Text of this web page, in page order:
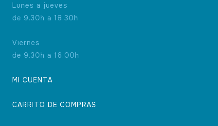
Lunes a jueves
de 9.30h a 18.30h
Viernes
de 9.30h a 16.00h
MI CUENTA
CARRITO DE COMPRAS